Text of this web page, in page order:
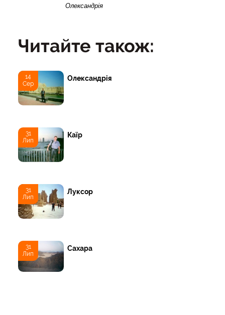
Олександрія
Читайте також:
14
Сер
Олександрія
31
Лип
Каїр
31
Лип
Луксор
31
Лип
Сахара